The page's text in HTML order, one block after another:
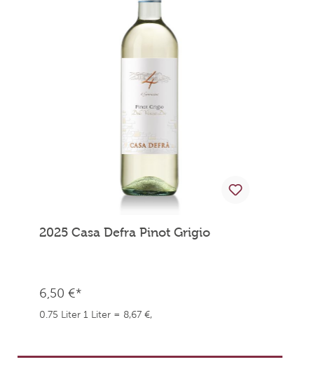
2025 Casa Defra Pinot Grigio
6,50 €*
0.75 Liter 1 Liter = 8,67 €,